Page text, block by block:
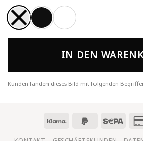
IN DEN
Kunden fanden dieses Bild mit folgenden